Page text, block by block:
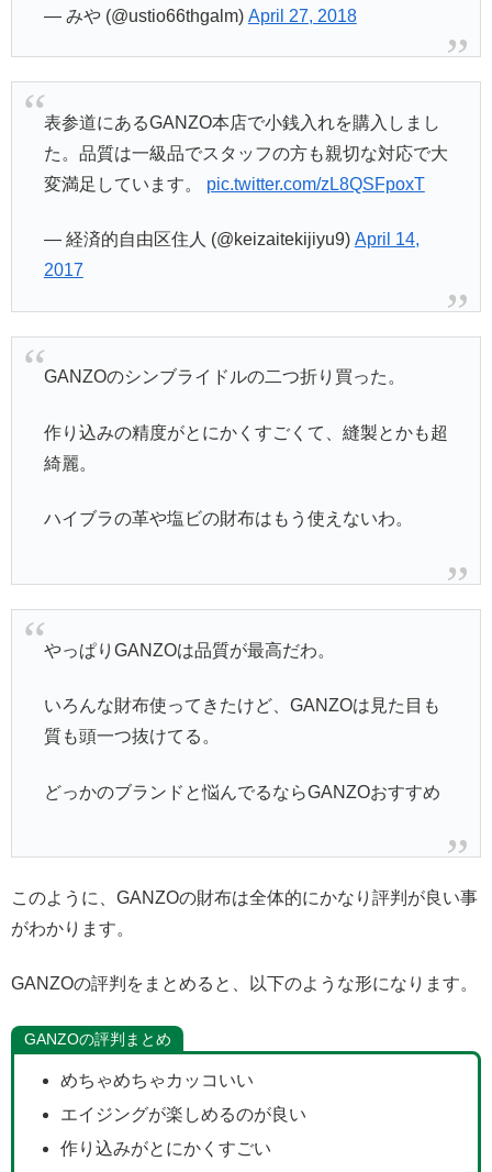
— みや (@ustio66thgalm) April 27, 2018
表参道にあるGANZO本店で小銭入れを購入しまし
た。品質は一級品でスタッフの方も親切な対応で大
変満足しています。 pic.twitter.com/zL8QSFpoxT
— 経済的自由区住人 (@keizaitekijiyu9) April 14,
2017
GANZOのシンブライドルの二つ折り買った。
作り込みの精度がとにかくすごくて、縫製とかも超
綺麗。
ハイブラの革や塩ビの財布はもう使えないわ。
やっぱりGANZOは品質が最高だわ。
いろんな財布使ってきたけど、GANZOは見た目も
質も頭一つ抜けてる。
どっかのブランドと悩んでるならGANZOおすすめ
このように、GANZOの財布は全体的にかなり評判が良い事
がわかります。
GANZOの評判をまとめると、以下のような形になります。
GANZOの評判まとめ
めちゃめちゃカッコいい
エイジングが楽しめるのが良い
作り込みがとにかくすごい